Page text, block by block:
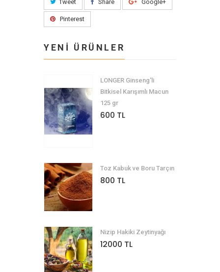
Tweet Share Google+
Pinterest
YENİ ÜRÜNLER
LONGER Ginseng'li
Bitkisel Karışımlı Macun
125 gr
600 TL
Toz Kabuk ve Boru Tarçın
800 TL
Nizip Hakiki Zeytinyağı
12000 TL